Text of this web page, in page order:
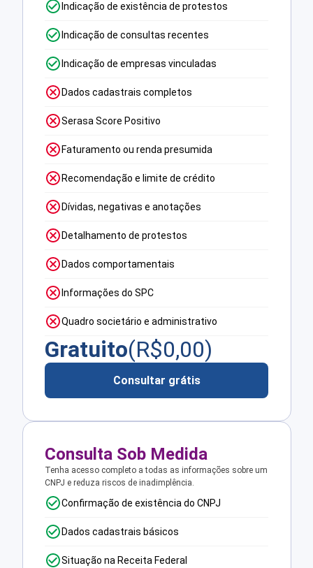
Indicação de existência de protestos
Indicação de consultas recentes
Indicação de empresas vinculadas
Dados cadastrais completos
Serasa Score Positivo
Faturamento ou renda presumida
Recomendação e limite de crédito
Dívidas, negativas e anotações
Detalhamento de protestos
Dados comportamentais
Informações do SPC
Quadro societário e administrativo
Gratuito(R$0,00)
Consultar grátis
Consulta Sob Medida
Tenha acesso completo a todas as informações sobre um
CNPJ e reduza riscos de inadimplência.
Confirmação de existência do CNPJ
Dados cadastrais básicos
Situação na Receita Federal